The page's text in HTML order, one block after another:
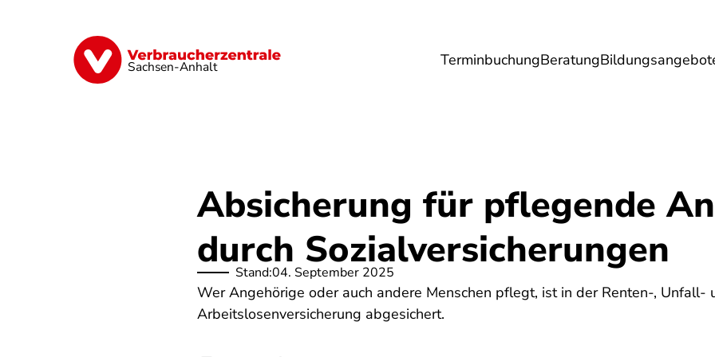
Sachsen-Anhalt TerminbuchungBeratung
Finanzen Digitales Lebensmittel Gesundheit Energie
Absicherung für pflegende
durch Sozialversicherungen
Stand:04. September 2025
Wer Angehörige oder auch andere Menschen pflegt, ist in der Renten-, Unfall-
Arbeitslosenversicherung abgesichert.